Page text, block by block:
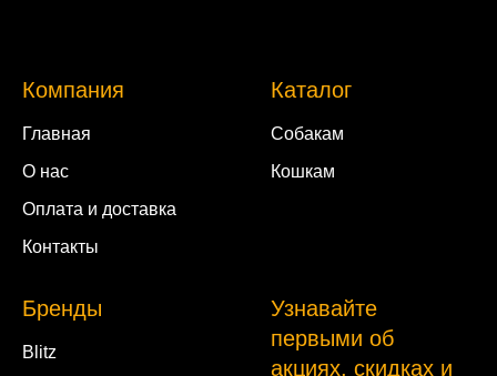
Компания
Главная
О нас
Оплата и доставка
Контакты
Каталог
Собакам
Кошкам
Бренды
Blitz
Узнавайте
первыми об
акциях, скидках и